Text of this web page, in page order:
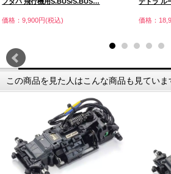
価格：9,900円(税込) 価格：
この商品を見た人はこんな商品も見ていま